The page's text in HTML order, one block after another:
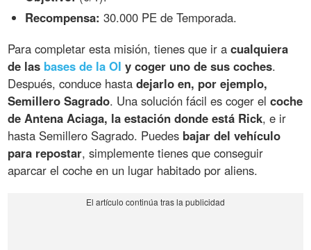
Recompensa: 30.000 PE de Temporada.
Para completar esta misión, tienes que ir acualquiera
de las bases de la OI y coger uno de sus coches.
Después, conduce hastadejarlo en, por ejemplo,
Semillero Sagrado. Una solución fácil es coger elcoche
de Antena Aciaga, la estación donde está Rick, e ir
hasta Semillero Sagrado. Puedes bajar del vehículo
para repostar, simplemente tienes que conseguir
aparcar el coche en un lugar habitado por aliens.